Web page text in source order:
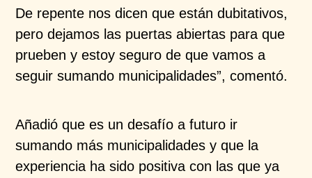
De repente nos dicen que están dubitativos,
pero dejamos las puertas abiertas para que
prueben y estoy seguro de que vamos a
seguir sumando municipalidades”, comentó.
Añadió que es un desafío a futuro ir
sumando más municipalidades y que la
experiencia ha sido positiva con las que ya